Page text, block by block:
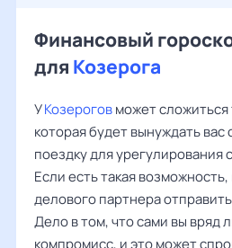
Финансовый
для Козерога
УКозероговможет сложиться
которая будет вынуждать
поездку для урегулирования
Если есть такая
делового партнера
Дело в том, что сами вы вряд
компромисс, и это может